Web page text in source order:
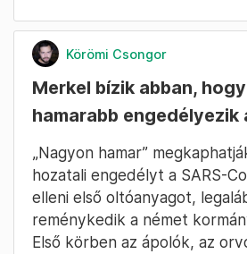
Körömi Csongor
Merkel bízik abban,
hamarabb engedélyezik
„Nagyon hamar”
hozatali engedélyt a SARS-
elleni első oltóanyagot,
reménykedik a német
Első körben az ápolók, az